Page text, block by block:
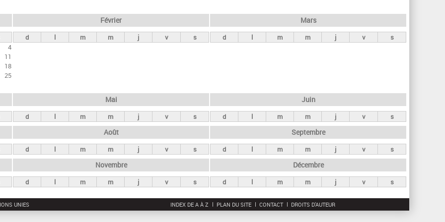
r
c
4
11
18
25
Février
d l m m j v s
Mars
d l m m j v s
Mai
d l m m j v s
Juin
d l m m j v s
Août
d l m m j v s
Septembre
d l m m j v s
Novembre
d l m m j v s
Décembre
d l m m j v s
UNIES INDEX DE A À Z PLAN DU SITE CONTACT DROITS D'AUTEUR